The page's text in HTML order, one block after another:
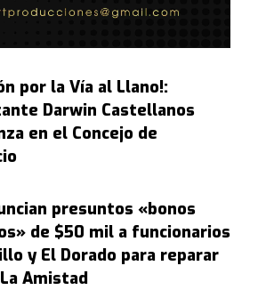
por la Vía al Llano!:
Darwin Castellanos
en el Concejo de
presuntos «bonos
de $50 mil a funcionarios
y El Dorado para reparar
Amistad